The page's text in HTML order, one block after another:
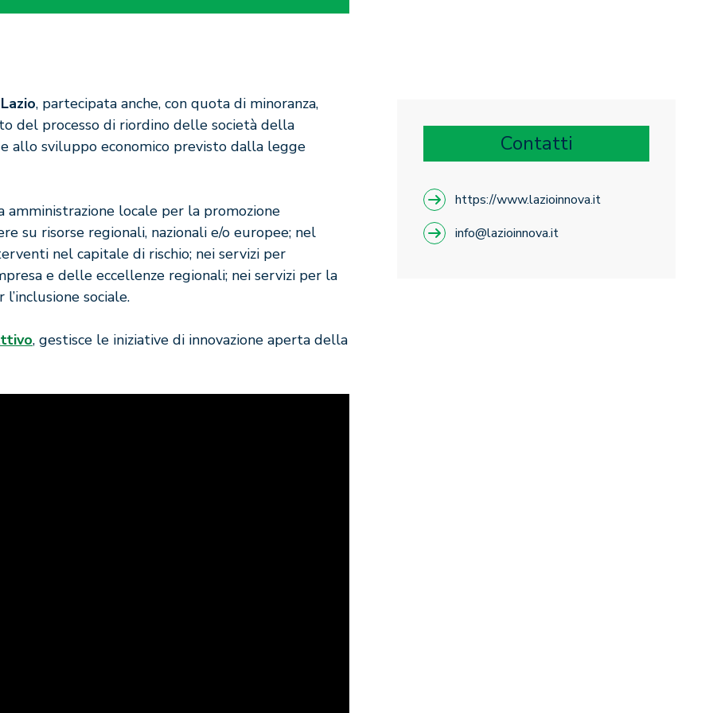
, partecipata anche, con quota di minoranza,
del processo di riordino delle società della
allo sviluppo economico previsto dalla legge
locale per la promozione
su risorse regionali, nazionali e/o europee; nel
nel capitale di rischio; nei servizi per
e delle eccellenze regionali; nei servizi per la
sociale.
, gestisce le iniziative di innovazione aperta della
Contatti
https://www.lazioinnova.it
info@lazioinnova.it